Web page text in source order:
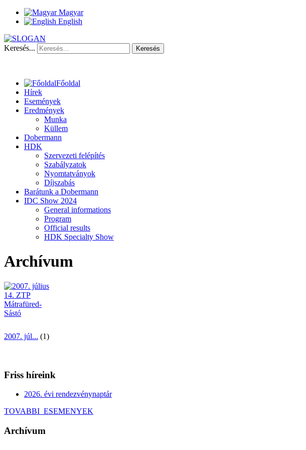
Magyar
English
Keresés... Keresés
Főoldal
Hírek
Események
Eredmények
Munka
Küllem
Dobermann
HDK
Szervezeti felépítés
Szabályzatok
Nyomtatványok
Díjszabás
Barátunk a Dobermann
IDC Show 2024
General informations
Program
Official results
HDK Specialty Show
Archívum
2007. júl... (1)
Friss híreink
2026. évi rendezvénynaptár
TOVABBI_ESEMENYEK
Archívum